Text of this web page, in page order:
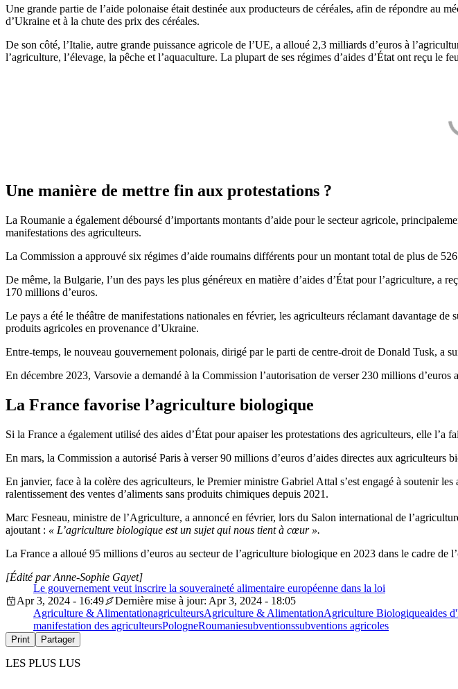
Une grande partie de l’aide polonaise était destinée aux producteurs de céréales, afin de répondre au
d’Ukraine et à la chute des prix des céréales.
De son côté, l’Italie, autre grande puissance agricole de l’UE, a alloué 2,3 milliards d’euros à
l’agriculture, l’élevage, la pêche et l’aquaculture. La plupart de ses régimes d’aides d’État ont reçu le
Une manière de mettre fin aux protestations ?
La Roumanie a également déboursé d’importants montants d’aide pour le secteur agricole,
manifestations des agriculteurs.
La Commission a approuvé six régimes d’aide roumains différents pour un montant total de plus de
De même, la Bulgarie, l’un des pays les plus généreux en matière d’aides d’État pour l’agriculture, a
170 millions d’euros.
Le pays a été le théâtre de manifestations nationales en février, les agriculteurs réclamant davantage
produits agricoles en provenance d’Ukraine.
Entre-temps, le nouveau gouvernement polonais, dirigé par le parti de centre-droit de Donald Tusk, a
En décembre 2023, Varsovie a demandé à la Commission l’autorisation de verser 230 millions d’euros
La France favorise l’agriculture biologique
Si la France a également utilisé des aides d’État pour apaiser les protestations des agriculteurs, elle l’a
En mars, la Commission a autorisé Paris à verser 90 millions d’euros d’aides directes aux agriculteurs
En janvier, face à la colère des agriculteurs, le Premier ministre Gabriel Attal s’est engagé à soutenir
ralentissement des ventes d’aliments sans produits chimiques depuis 2021.
Marc Fesneau, ministre de l’Agriculture, a annoncé en février, lors du Salon international de
ajoutant : « L’agriculture biologique est un sujet qui nous tient à cœur ».
La France a alloué 95 millions d’euros au secteur de l’agriculture biologique en 2023 dans le cadre de
Le gouvernement veut inscrire la souveraineté alimentaire européenne dans la loi
[Édité par Anne-Sophie Gayet]
Apr 3, 2024 - 16:49
Dernière mise à jour: Apr 3, 2024 - 18:05
Agriculture & AlimentationagriculteursAgriculture & AlimentationAgriculture Biologiqueaides
manifestation des agriculteursPologneRoumaniesubventionssubventions agricoles
Print Partager
LES PLUS LUS